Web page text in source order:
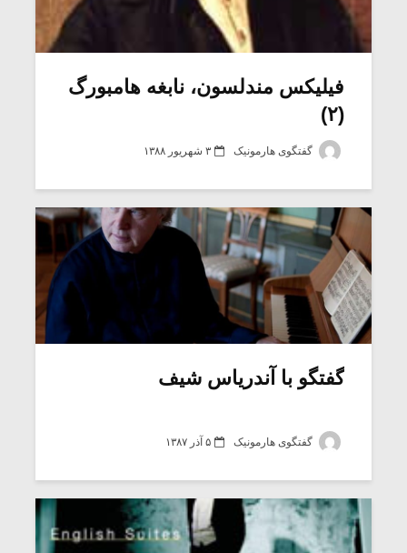
فیلیکس مندلسون، نابغه هامبورگ
(۲)
گفتگوی هارمونیک ۳ شهریور ۱۳۸۸
گفتگو با آندریاس شیف
گفتگوی هارمونیک ۵ آذر ۱۳۸۷